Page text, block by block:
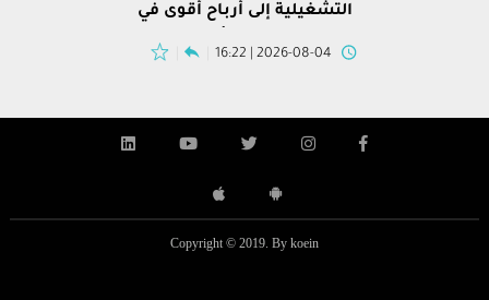
التشغيلية إلى أرباح أقوى في
2026-08-04 | 16:22
Copyright © 2019. By koein